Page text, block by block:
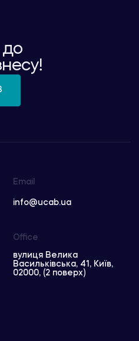
до
Email
info@ucab.ua
Office
вулиця Велика
Васильківська, 41, Київ,
02000, (2 поверх)